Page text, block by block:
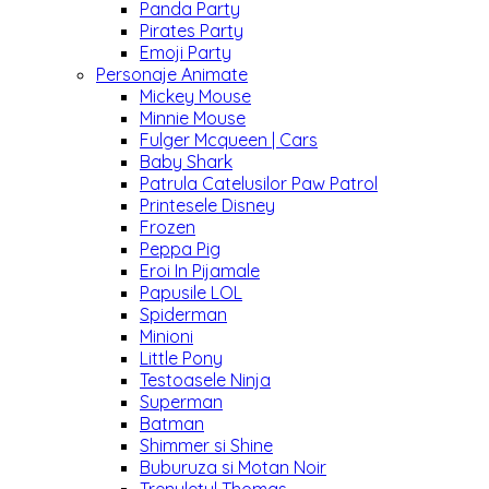
Panda Party
Pirates Party
Emoji Party
Personaje Animate
Mickey Mouse
Minnie Mouse
Fulger Mcqueen | Cars
Baby Shark
Patrula Catelusilor Paw Patrol
Printesele Disney
Frozen
Peppa Pig
Eroi In Pijamale
Papusile LOL
Spiderman
Minioni
Little Pony
Testoasele Ninja
Superman
Batman
Shimmer si Shine
Buburuza si Motan Noir